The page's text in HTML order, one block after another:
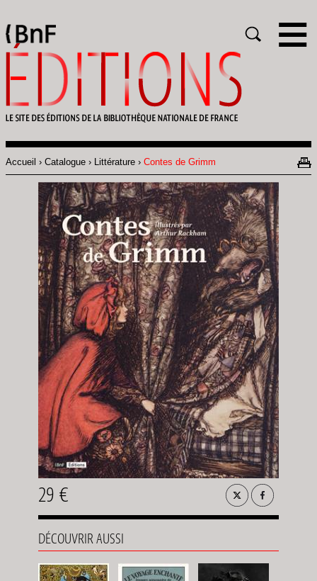
Fil
d'Ariane
Accueil Catalogue Littérature Contes de Grimm
29 €
DÉCOUVRIR AUSSI